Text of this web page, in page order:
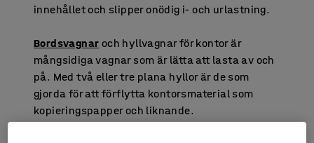
innehållet och slipper onödig i- och urlastning.
Bordsvagnar och hyllvagnar för kontor är
mångsidiga vagnar som är lätta att lasta av och
på. Med två eller tre plana hyllor är de som
gjorda för att förflytta kontorsmaterial som
kopieringspapper och liknande.